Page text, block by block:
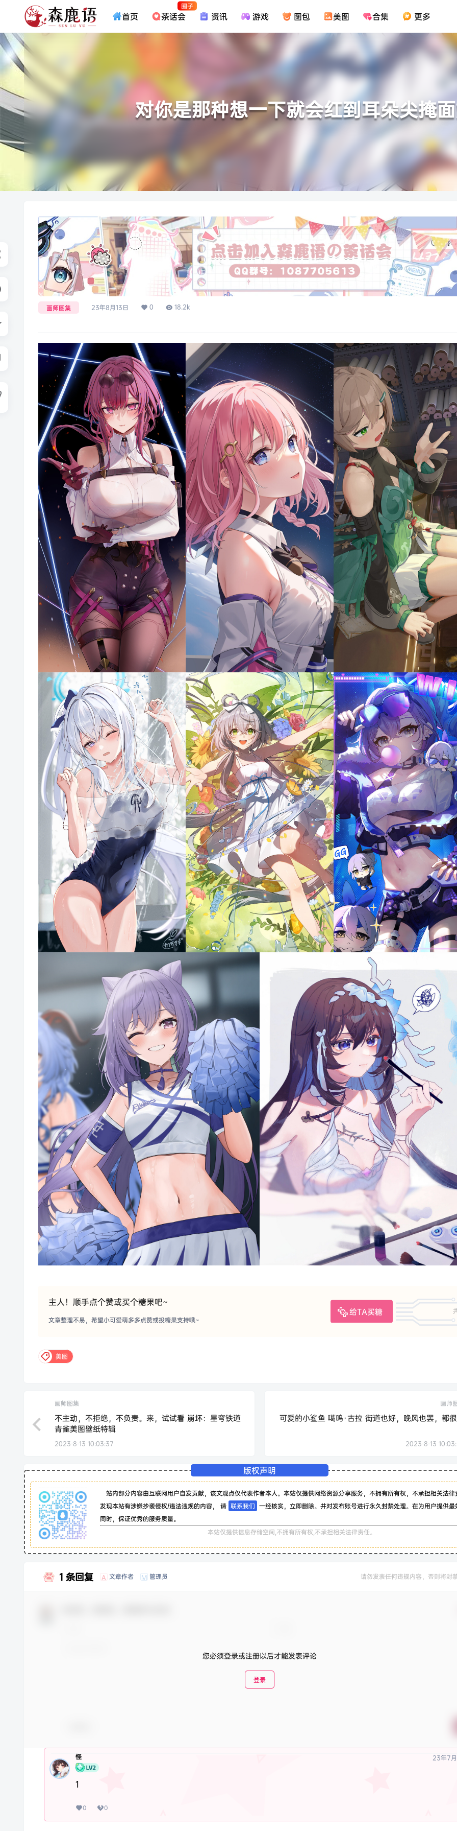
首页 茶话会
圈子
资讯 游戏 图包 美图 合集 更多
对你是那种想一下就会红到耳朵尖掩
画师图集 23年8月13日 0 18.2k
主人！顺手点个赞或买个糖果吧~
给TA买糖
文章整理不易，希望小可爱萌多多点赞或投糖果支持哦~
美图
画师图集
不主动，不拒绝，不负责。来，试试看 崩坏：星穹铁道
青雀美图壁纸特辑
2023-8-13 10:03:37
画师
可爱的小鲨鱼 噶呜·古拉 街道也好，晚风也罢，都
2023-8-13
版权声明
站内部分内容由互联网用户自发贡献，该文观点仅代表作者本人。本站仅提供网络资源分享服务，不拥有所有权，不承担相关法律
发现本站有涉嫌抄袭侵权/违法违规的内容， 请 联系我们 一经核实，立即删除。并对发布账号进行永久封禁处理。在为用户提供最
同时，保证优秀的服务质量。
本站仅提供信息存储空间,不拥有所有权,不承担相关法律责任。
1 条回复 A 文章作者 M 管理员 请勿发表任何违规内容，否则将封
您必须登录或注册以后才能发表评论
登录
怪 23年7
1
0 0